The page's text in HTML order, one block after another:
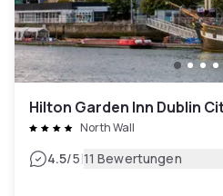
Hilton Garden Inn Dublin
North Wall
4.5/5|11 Bewertungen